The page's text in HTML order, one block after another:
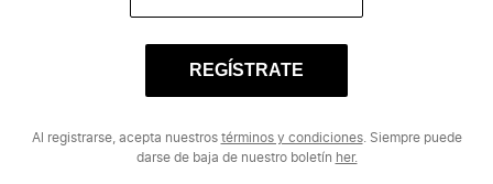
REGÍSTRATE
Al registrarse, acepta nuestros términos y condiciones. Siempre puede
darse de baja de nuestro boletín her.